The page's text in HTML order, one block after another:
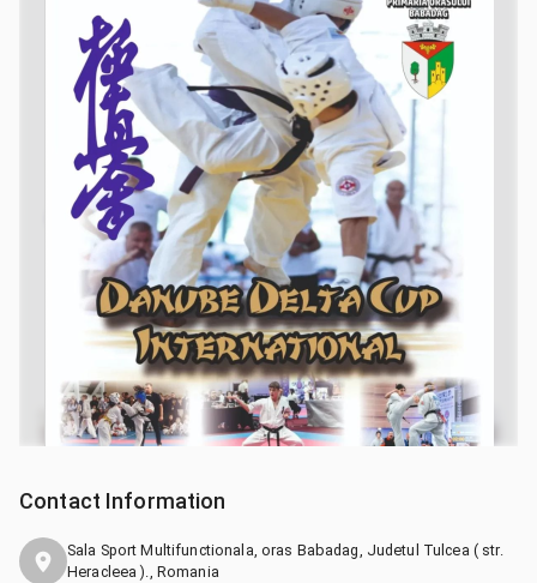
Contact Information
Sala Sport Multifunctionala, oras Babadag, Judetul Tulcea ( str.
Heracleea )., Romania